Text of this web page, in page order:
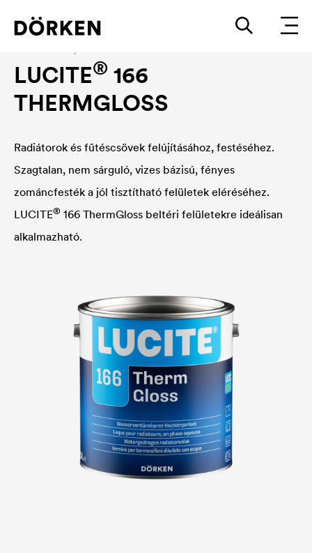
LUCITE® 166
THERMGLOSS
Radiátorok és fűtéscsövek felújításához, festéséhez.
Szagtalan, nem sárguló, vizes bázisú, fényes
zománcfesték a jól tisztítható felületek eléréséhez.
LUCITE® 166 ThermGloss beltéri felületekre ideálisan
alkalmazható.